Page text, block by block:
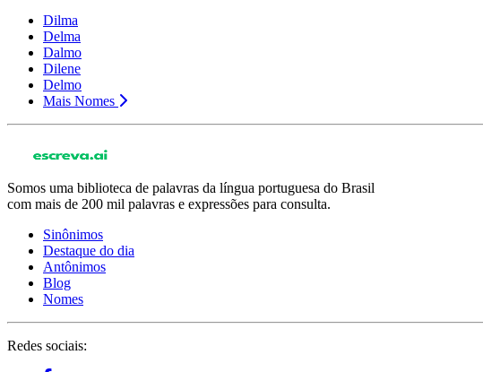
Dilma
Delma
Dalmo
Dilene
Delmo
Mais Nomes
Somos uma biblioteca de palavras da língua portuguesa do Brasil
com mais de 200 mil palavras e expressões para consulta.
Sinônimos
Destaque do dia
Antônimos
Blog
Nomes
Redes sociais: